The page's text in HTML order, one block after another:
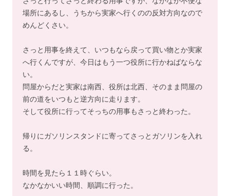
場所にあるし、うちから実家へ行くのの反対方向なので
めんどくさい。
さっと用事を終えて、いつもなら戻って買い物とか実家
へ行くんですが、今日はもう一つ役所に行かねばならな
い。
問屋からだと実家は南西、役所は北西、そのまま問屋の
前の道をいつもと逆方向に走ります。
そして役所に行ってそっちの用事もさっと終わった。
帰りにガソリンスタンドに寄ってさっとガソリンを入れ
る。
時間を見たら１１時ぐらい。
なかなかいい時間、順調に行った。